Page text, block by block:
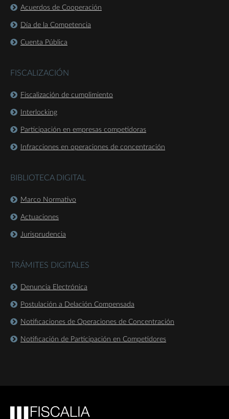
Acuerdos de Cooperación
Día de la Competencia
Cuenta Pública
FISCALIZACIÓN
Fiscalización de cumplimiento
Interlocking
Participación en empresas competidoras
Infracciones en operaciones de concentración
BIBLIOTECA DIGITAL
Marco Normativo
Actuaciones
Jurisprudencia
TRÁMITES DIGITALES
Denuncia Electrónica
Postulación a Delación Compensada
Notificaciones de Operaciones de Concentración
Notificación de Participación en Competidores